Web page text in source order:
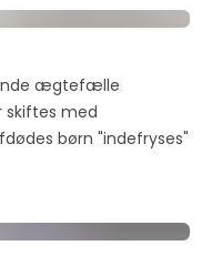
ægtefælle
med
børn "indefryses"